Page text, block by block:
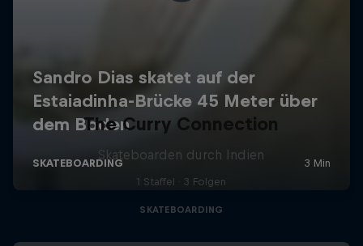
The Curry Connection
Skateboarden durch Indien
1 Staffel · 3 Folgen
SKATEBOARDING